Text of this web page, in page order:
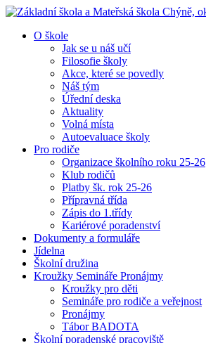
O škole
Jak se u náš učí
Filosofie školy
Akce, které se povedly
Náš tým
Úřední deska
Aktuality
Volná místa
Autoevaluace školy
Pro rodiče
Organizace školního roku 25-26
Klub rodičů
Platby šk. rok 25-26
Přípravná třída
Zápis do 1.třídy
Kariérové poradenství
Dokumenty a formuláře
Jídelna
Školní družina
Kroužky Semináře Pronájmy
Kroužky pro děti
Semináře pro rodiče a veřejnost
Pronájmy
Tábor BADOTA
Školní poradenské pracoviště